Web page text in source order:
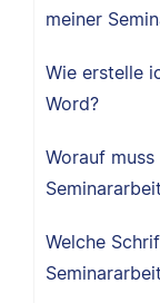
meiner
Wie erstelle
Word?
Worauf
Welche